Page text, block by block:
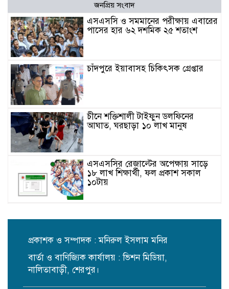
জনপ্রিয় সংবাদ
এসএসসি ও সমমানের পরীক্ষায় এবারের
পাসের হার ৬২ দশমিক ২৫ শতাংশ
চাঁদপুরে ইয়াবাসহ চিকিৎসক গ্রেপ্তার
চীনে শক্তিশালী টাইফুন ডলফিনের
আঘাত, ঘরছাড়া ১০ লাখ মানুষ
এসএসসির রেজাল্টের অপেক্ষায় সাড়ে
১৮ লাখ শিক্ষার্থী, ফল প্রকাশ সকাল
১০টায়
পৌরসভা
মাদকবিরোধী প্রচারণায় শেরপুরে সুপার
কাপ ফুটবলের ফাইনাল
প্রকাশক ও সম্পাদক : মনিরুল ইসলাম মনির
বার্তা ও বাণিজ্যিক কার্যালয় : ভিশন মিডিয়া,
নালিতাবাড়ী, শেরপুর।